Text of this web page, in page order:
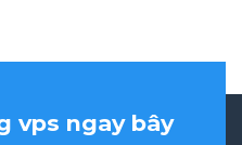
vps ngay bây